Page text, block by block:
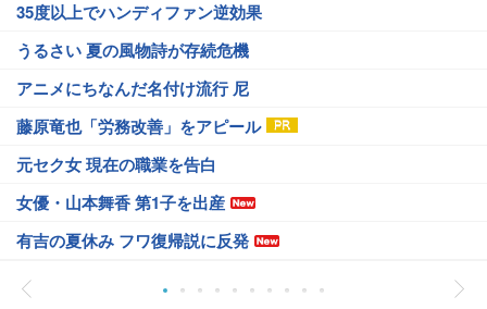
35度以上でハンディファン逆効果
うるさい 夏の風物詩が存続危機
アニメにちなんだ名付け流行 尼
藤原竜也「労務改善」をアピール
元セク女 現在の職業を告白
女優・山本舞香 第1子を出産
有吉の夏休み フワ復帰説に反発